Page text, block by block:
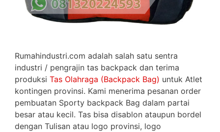
Rumahindustri.com adalah salah satu sentra
industri / pengrajin tas backpack dan terima
produksi Tas Olahraga (Backpack Bag) untuk Atlet
kontingen provinsi. Kami menerima pesanan order
pembuatan Sporty backpack Bag dalam partai
besar atau kecil. Tas bisa disablon ataupun bordel
dengan Tulisan atau logo provinsi, logo